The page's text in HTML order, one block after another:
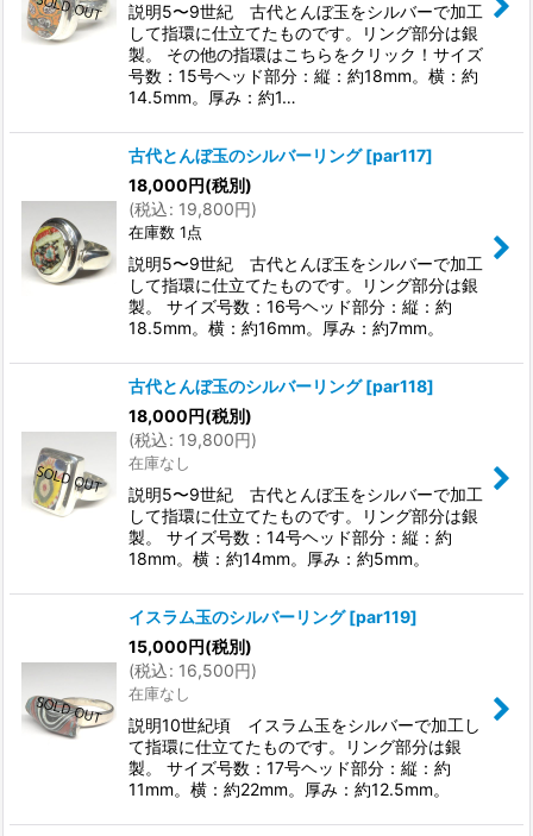
説明5〜9世紀 古代とんぼ玉をシルバーで加工
して指環に仕立てたものです。リング部分は銀
製。 その他の指環はこちらをクリック！サイズ
号数：15号ヘッド部分：縦：約18mm。横：約
14.5mm。厚み：約1…
古代とんぼ玉のシルバーリング [par117]
18,000円(税別)
(税込: 19,800円)
在庫数 1点
説明5〜9世紀 古代とんぼ玉をシルバーで加工
して指環に仕立てたものです。リング部分は銀
製。 サイズ号数：16号ヘッド部分：縦：約
18.5mm。横：約16mm。厚み：約7mm。
古代とんぼ玉のシルバーリング [par118]
18,000円(税別)
(税込: 19,800円)
在庫なし
説明5〜9世紀 古代とんぼ玉をシルバーで加工
して指環に仕立てたものです。リング部分は銀
製。 サイズ号数：14号ヘッド部分：縦：約
18mm。横：約14mm。厚み：約5mm。
イスラム玉のシルバーリング [par119]
15,000円(税別)
(税込: 16,500円)
在庫なし
説明10世紀頃 イスラム玉をシルバーで加工し
て指環に仕立てたものです。リング部分は銀
製。 サイズ号数：17号ヘッド部分：縦：約
11mm。横：約22mm。厚み：約12.5mm。